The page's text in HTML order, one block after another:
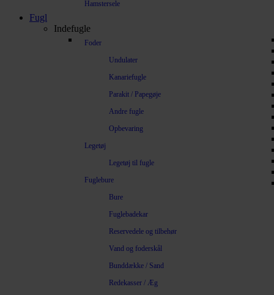
Hamstersele
Fugl
Indefugle
Foder
Undulater
Kanariefugle
Parakit / Papegøje
Andre fugle
Opbevaring
Legetøj
Legetøj til fugle
Fuglebure
Bure
Fuglebadekar
Reservedele og tilbehør
Vand og foderskål
Bunddække / Sand
Redekasser / Æg